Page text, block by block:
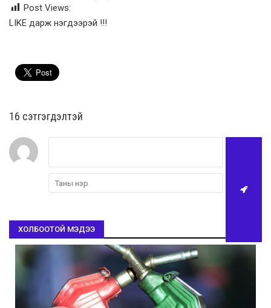
Post Views:
LIKE дарж нэгдээрэй !!!
16 cэтгэгдэлтэй
ХОЛБООТОЙ МЭДЭЭ